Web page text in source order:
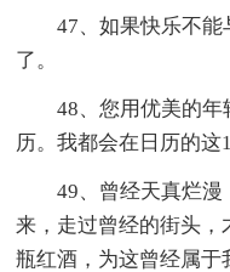
47、如果快乐不
了。
48、您用优美的年
历。我都会在日历的这
49、曾经天真烂漫
来，走过曾经的街头
瓶红酒，为这曾经属于